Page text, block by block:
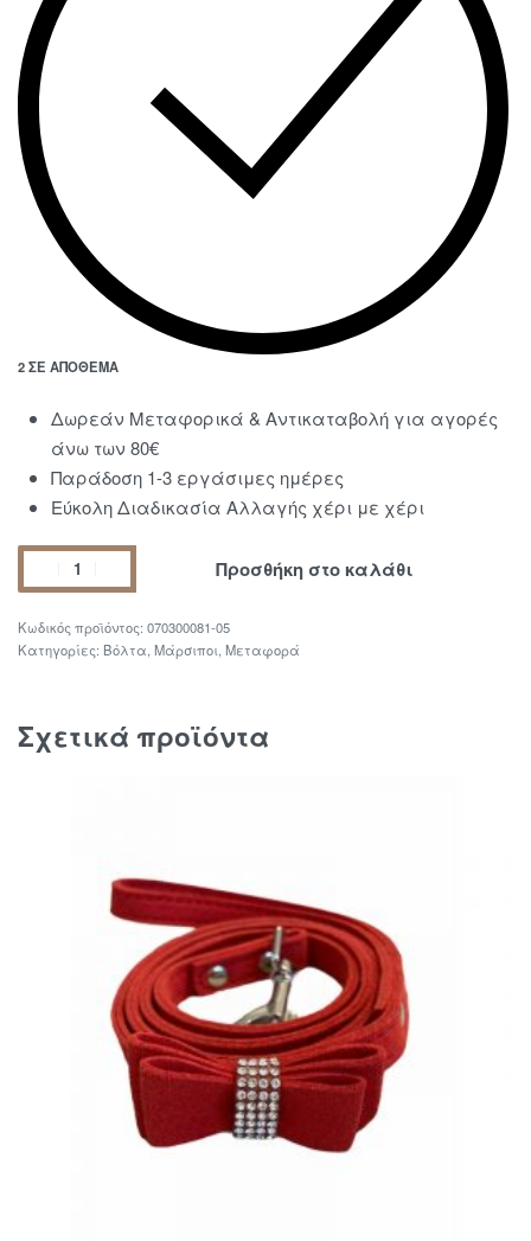
2 ΣΕ ΑΠΌΘΕΜΑ
Δωρεάν Μεταφορικά & Αντικαταβολή για αγορές
άνω των 80€
Παράδοση 1-3 εργάσιμες ημέρες
Εύκολη Διαδικασία Αλλαγής χέρι με χέρι
Προσθήκη στο καλάθι
070300081-05
Κατηγορίες: Βόλτα Μάρσιποι Μεταφορά
Σχετικά προϊόντα